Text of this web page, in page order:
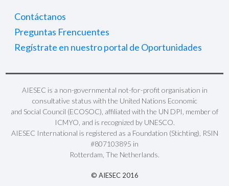
Contáctanos
Preguntas Frencuentes
Regístrate en nuestro portal de Oportunidades
AIESEC is a non-governmental not-for-profit organisation in
consultative status with the United Nations Economic
and Social Council (ECOSOC), affiliated with the UN DPI, member of
ICMYO, and is recognized by UNESCO.
AIESEC International is registered as a Foundation (Stichting), RSIN
#807103895 in
Rotterdam, The Netherlands.
© AIESEC 2016